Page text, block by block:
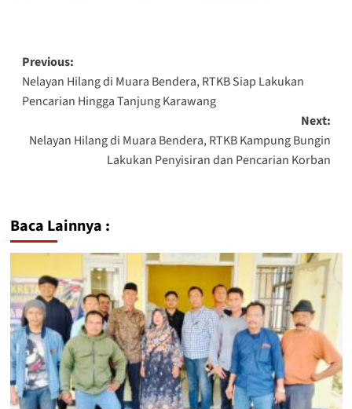
Previous:
Nelayan Hilang di Muara Bendera, RTKB Siap Lakukan
Pencarian Hingga Tanjung Karawang
Next:
Nelayan Hilang di Muara Bendera, RTKB Kampung Bungin
Lakukan Penyisiran dan Pencarian Korban
Baca Lainnya :